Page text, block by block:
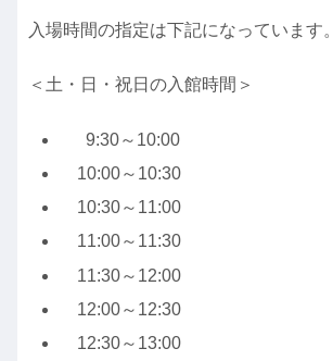
入場時間の指定は下記になっています。
＜土・日・祝日の入館時間＞
9:30～10:00
10:00～10:30
10:30～11:00
11:00～11:30
11:30～12:00
12:00～12:30
12:30～13:00